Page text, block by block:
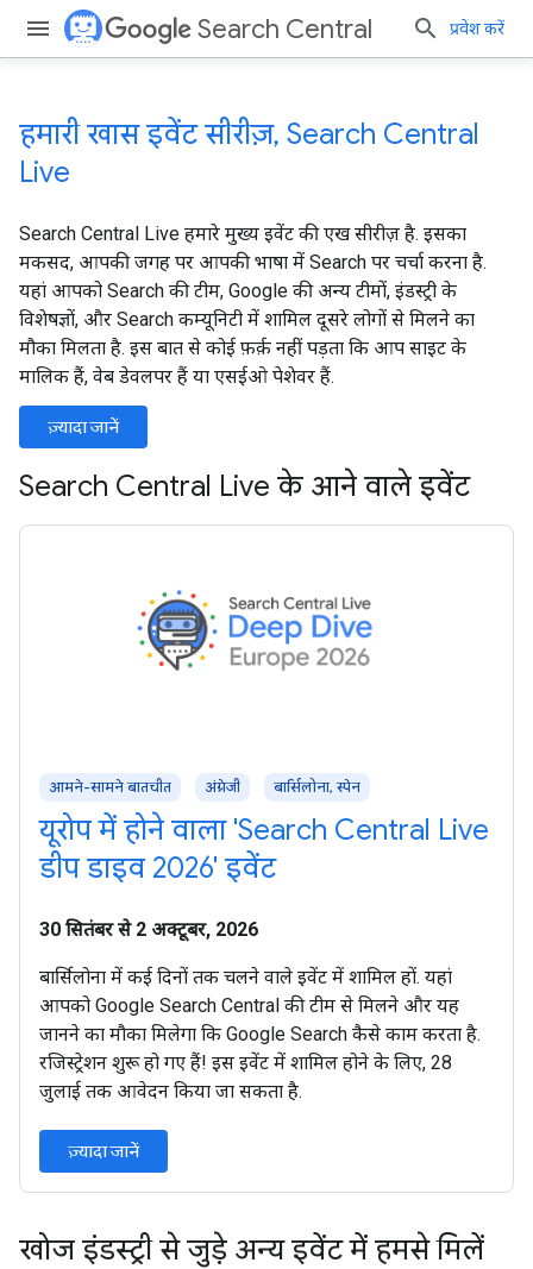
Search Central प्रवेश करें
हमारी खास इवेंट सीरीज़, Search Central
Live
Search Central Live हमारे मुख्य इवेंट की एख सीरीज़ है. इसका
मकसद, आपकी जगह पर आपकी भाषा में Search पर चर्चा करना है.
यहां आपको Search की टीम, Google की अन्य टीमों, इंडस्ट्री के
विशेषज्ञों, और Search कम्यूनिटी में शामिल दूसरे लोगों से मिलने का
मौका मिलता है. इस बात से कोई फ़र्क़ नहीं पड़ता कि आप साइट के
मालिक हैं, वेब डेवलपर हैं या एसईओ पेशेवर हैं.
ज़्यादा जानें
Search Central Live के आने वाले इवेंट
आमने-सामने बातचीत अंग्रेजी बार्सिलोना, स्पेन
यूरोप में होने वाला 'Search Central Live
डीप डाइव 2026' इवेंट
30 सितंबर से 2 अक्टूबर, 2026
बार्सिलोना में कई दिनों तक चलने वाले इवेंट में शामिल हों. यहां
आपको Google Search Central की टीम से मिलने और यह
जानने का मौका मिलेगा कि Google Search कैसे काम करता है.
रजिस्ट्रेशन शुरू हो गए हैं! इस इवेंट में शामिल होने के लिए, 28
जुलाई तक आवेदन किया जा सकता है.
ज़्यादा जानें
खोज इंडस्ट्री से जुड़े अन्य इवेंट में हमसे मिलें